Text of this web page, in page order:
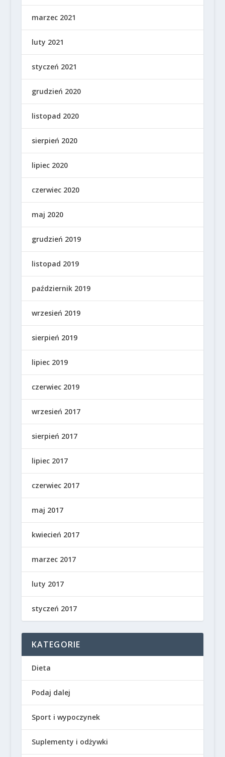
marzec 2021
luty 2021
styczeń 2021
grudzień 2020
listopad 2020
sierpień 2020
lipiec 2020
czerwiec 2020
maj 2020
grudzień 2019
listopad 2019
październik 2019
wrzesień 2019
sierpień 2019
lipiec 2019
czerwiec 2019
wrzesień 2017
sierpień 2017
lipiec 2017
czerwiec 2017
maj 2017
kwiecień 2017
marzec 2017
luty 2017
styczeń 2017
KATEGORIE
Dieta
Podaj dalej
Sport i wypoczynek
Suplementy i odżywki